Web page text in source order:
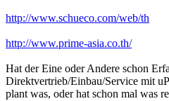
http://www.schueco.com/web/th
http://www.prime-asia.co.th/
Hat der Eine oder Andere schon
Direktvertrieb/Einbau/Service mit
plant was, oder hat schon mal was